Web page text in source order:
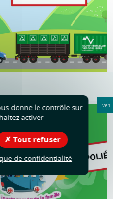
ven.
donne le contrôle sur
activer
Tout refuser
de confidentialité